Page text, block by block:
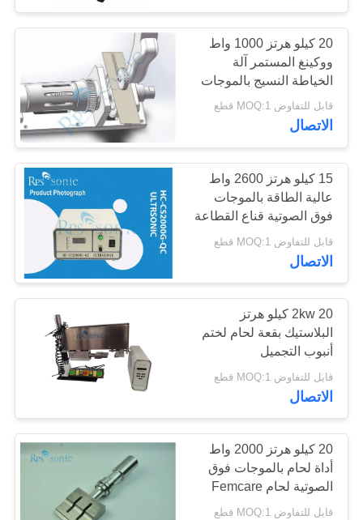
جهاز القطع بالموجات
فوق الصوتية
90
بقعة لحام بالموجات
فوق الصوتية
48
معالج السائل
بالموجات فوق
الصوتية
68
20 كيلو هرتز 1000 واط
ووكينغ المستمر آلة
الخياطة النسيج بالموجات
فوق الصوتية
قابل للتفاوض MOQ:1 قطع
الاتصال
15 كيلو هرتز 2600 واط
عالية الطاقة بالموجات
فوق الصوتية قناع القطاعة
مولد آلة لحام
قابل للتفاوض MOQ:1 قطع
الاتصال
2kw 20 كيلو هرتز
البلاستيك بقعة لحام لختم
أنبوب التجميل
قابل للتفاوض MOQ:1 قطع
الاتصال
20 كيلو هرتز 2000 واط
أداة لحام بالموجات فوق
الصوتية لحام Femcare
والنظافة
قابل للتفاوض MOQ:1 قطع